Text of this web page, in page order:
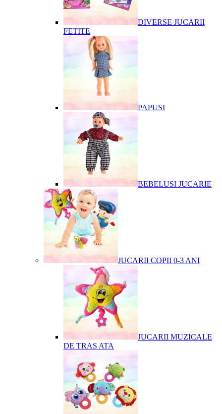
DIVERSE JUCARII
FETITE
PAPUSI
BEBELUSI JUCARIE
JUCARII COPII 0-3 ANI
JUCARII MUZICALE
DE TRAS ATA